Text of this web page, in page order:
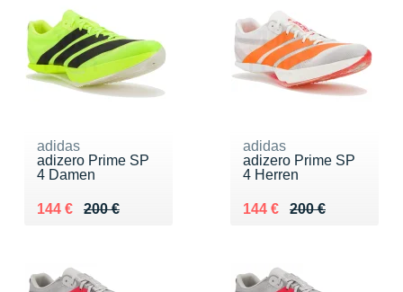
adidas
adizero Prime SP
4 Damen
200 €
Au lieu de 200 €
144 €
Vendu 144 €
adidas
adizero Prime SP
4 Herren
200 €
Au lieu de 200 €
144 €
Vendu 144 €